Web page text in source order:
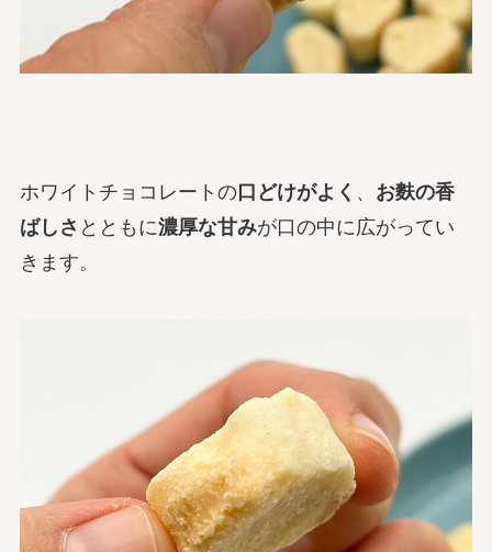
ホワイトチョコレートの口どけがよく 、 お麩の香
ばしさ とともに濃厚な甘みが口の中に広がってい
きます。